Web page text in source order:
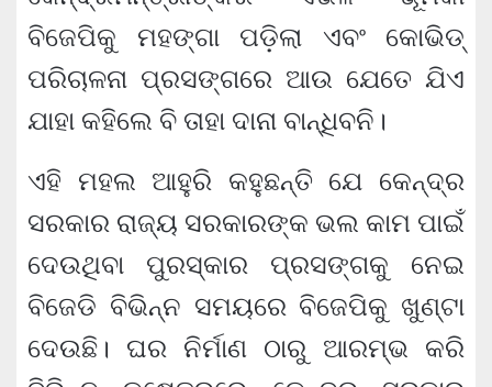
ବିଜେପିକୁ ମହଙ୍ଗା ପଡ଼ିଲା ଏବଂ କୋଭିଡ୍
ପରିଚାଳନା ପ୍ରସଙ୍ଗରେ ଆଉ ଯେତେ ଯିଏ
ଯାହା କହିଲେ ବି ତାହା ଦାନା ବାନ୍ଧିବନି।
ଏହି ମହଲ ଆହୁରି କହୁଛନ୍ତି ଯେ କେନ୍ଦ୍ର
ସରକାର ରାଜ୍ୟ ସରକାରଙ୍କ ଭଲ କାମ ପାଇଁ
ଦେଉଥିବା ପୁରସ୍କାର ପ୍ରସଙ୍ଗକୁ ନେଇ
ବିଜେଡି ବିଭିନ୍ନ ସମୟରେ ବିଜେପିକୁ ଖୁଣ୍ଟା
ଦେଉଛି। ଘର ନିର୍ମାଣ ଠାରୁ ଆରମ୍ଭ କରି